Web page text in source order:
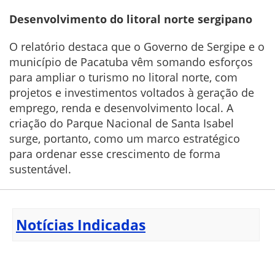
Desenvolvimento do litoral norte sergipano
O relatório destaca que o Governo de Sergipe e o
município de Pacatuba vêm somando esforços
para ampliar o turismo no litoral norte, com
projetos e investimentos voltados à geração de
emprego, renda e desenvolvimento local. A
criação do Parque Nacional de Santa Isabel
surge, portanto, como um marco estratégico
para ordenar esse crescimento de forma
sustentável.
Notícias Indicadas